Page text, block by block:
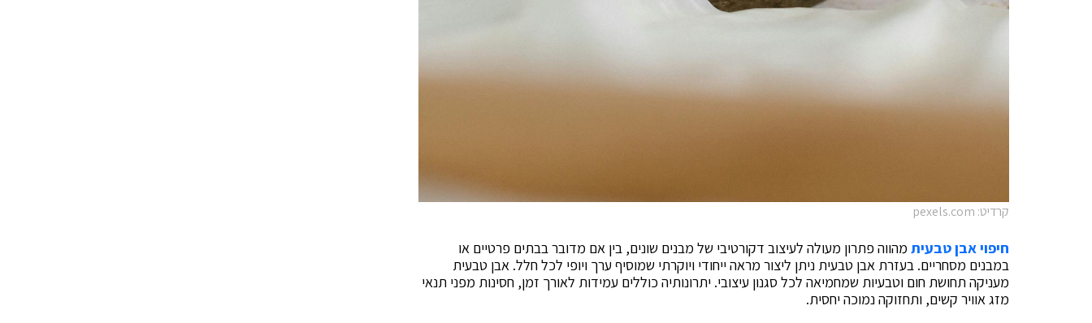
קרדיט: pexels.com
חיפוי אבן טבעית מהווה פתרון מעולה לעיצוב דקורטיבי של מבנים שונים, בין אם מדובר בבתים פרטיים או
במבנים מסחריים. בעזרת אבן טבעית ניתן ליצור מראה ייחודי ויוקרתי שמוסיף ערך ויופי לכל חלל. אבן טבעית
מעניקה תחושת חום וטבעיות שמחמיאה לכל סגנון עיצובי. יתרונותיה כוללים עמידות לאורך זמן, חסינות מפני תנאי
מזג אוויר קשים, ותחזוקה נמוכה יחסית.